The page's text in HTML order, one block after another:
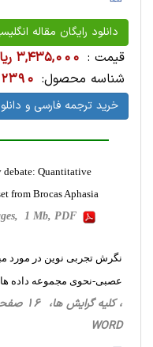
دانلود رایگان مقاله
قیمت : 3,435,000 ریال
شناسه محصول:
خرید ترجمه فارسی و
Quantitative
from Brocas Aphasia
1 Mb, PDF
نگرش تجربی نوین در مورد
عصبی-نحوی مجموعه داده
WORD